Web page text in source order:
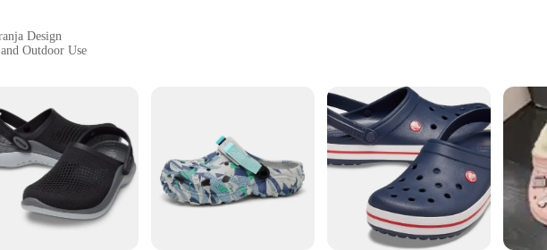
Design
Outdoor Use
Zuecos Naranja
Zuecos Naranja sandals are designed to provide lasting comfort and durability. The classic design
and outdoor use. Whether you're lounging at home or enjoying a day out, these sandals are
just about comfort; they are also a statement of style. The classic design is complemented by the bold
casual outings to more formal events. The set includes multiple pairs, allowing you to mix and match